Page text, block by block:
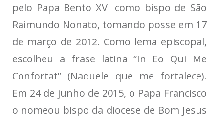
pelo Papa Bento XVI como bispo de São
Raimundo Nonato, tomando posse em 17
de março de 2012. Como lema episcopal,
escolheu a frase latina “In Eo Qui Me
Confortat” (Naquele que me fortalece).
Em 24 de junho de 2015, o Papa Francisco
o nomeou bispo da diocese de Bom Jesus